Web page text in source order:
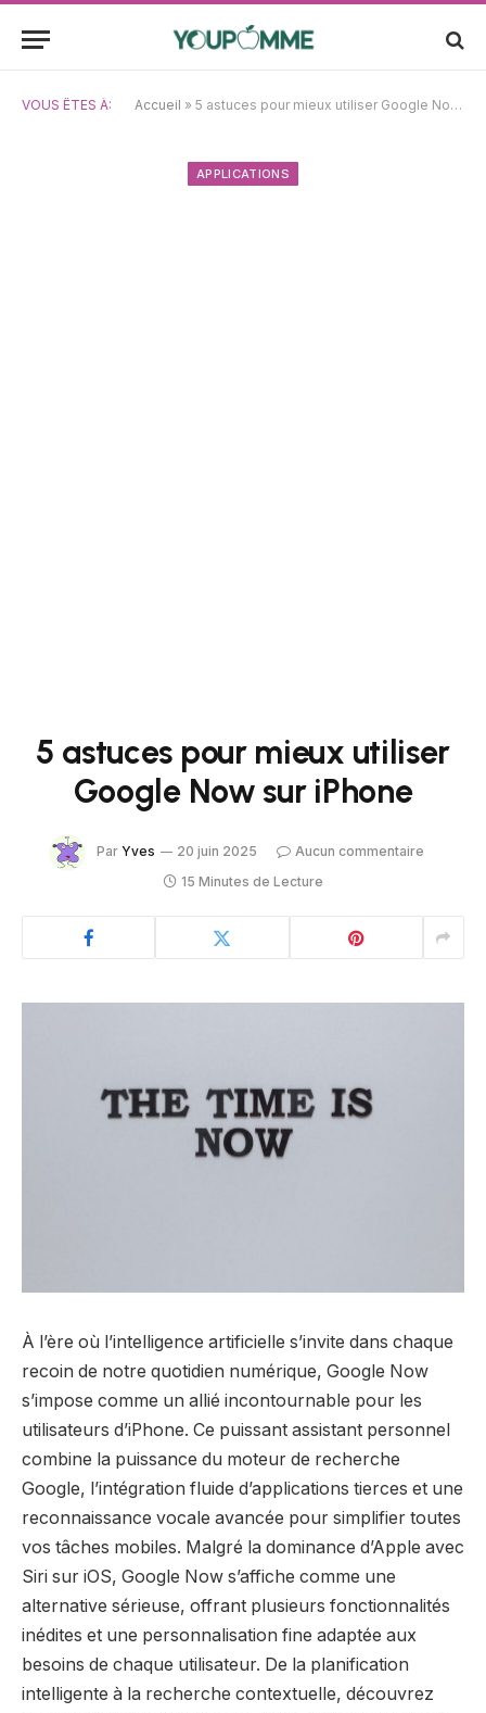
VOUS ÊTES À: Accueil » 5 astuces pour mieux utiliser Google Now sur iPhone
APPLICATIONS
5 astuces pour mieux utiliser
Google Now sur iPhone
Par Yves 20 juin 2025
Aucun commentaire
15 Minutes de Lecture
À l’ère où l’intelligence artificielle s’invite dans chaque
recoin de notre quotidien numérique, Google Now
s’impose comme un allié incontournable pour les
utilisateurs d’iPhone. Ce puissant assistant personnel
combine la puissance du moteur de recherche
Google, l’intégration fluide d’applications tierces et une
reconnaissance vocale avancée pour simplifier toutes
vos tâches mobiles. Malgré la dominance d’Apple avec
Siri sur iOS, Google Now s’affiche comme une
alternative sérieuse, offrant plusieurs fonctionnalités
inédites et une personnalisation fine adaptée aux
besoins de chaque utilisateur. De la planification
intelligente à la recherche contextuelle, découvrez